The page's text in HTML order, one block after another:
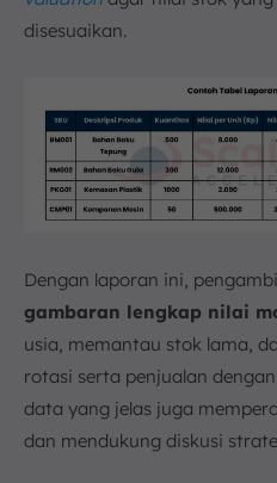
disesuaikan.
Dengan laporan ini,
gambaran lengkap nilai
usia, memantau stok lama,
rotasi serta penjualan
data yang jelas juga
dan mendukung diskusi